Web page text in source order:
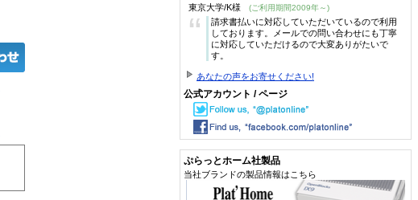
東京大学/K様 (ご利用期間2009年～)
“
請求書払いに対応していただいているので利用
しております。メールでの問い合わせにも丁寧
に対応していただけるので大変ありがたいで
す。
あなたの声をお寄せください!
公式アカウント / ページ
ぷらっとホーム社製品
当社ブランドの製品情報はこちら